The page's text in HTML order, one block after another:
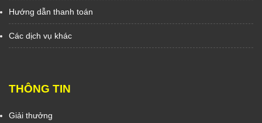
Hướng dẫn thanh toán
Các dịch vụ khác
THÔNG TIN
Giải thưởng